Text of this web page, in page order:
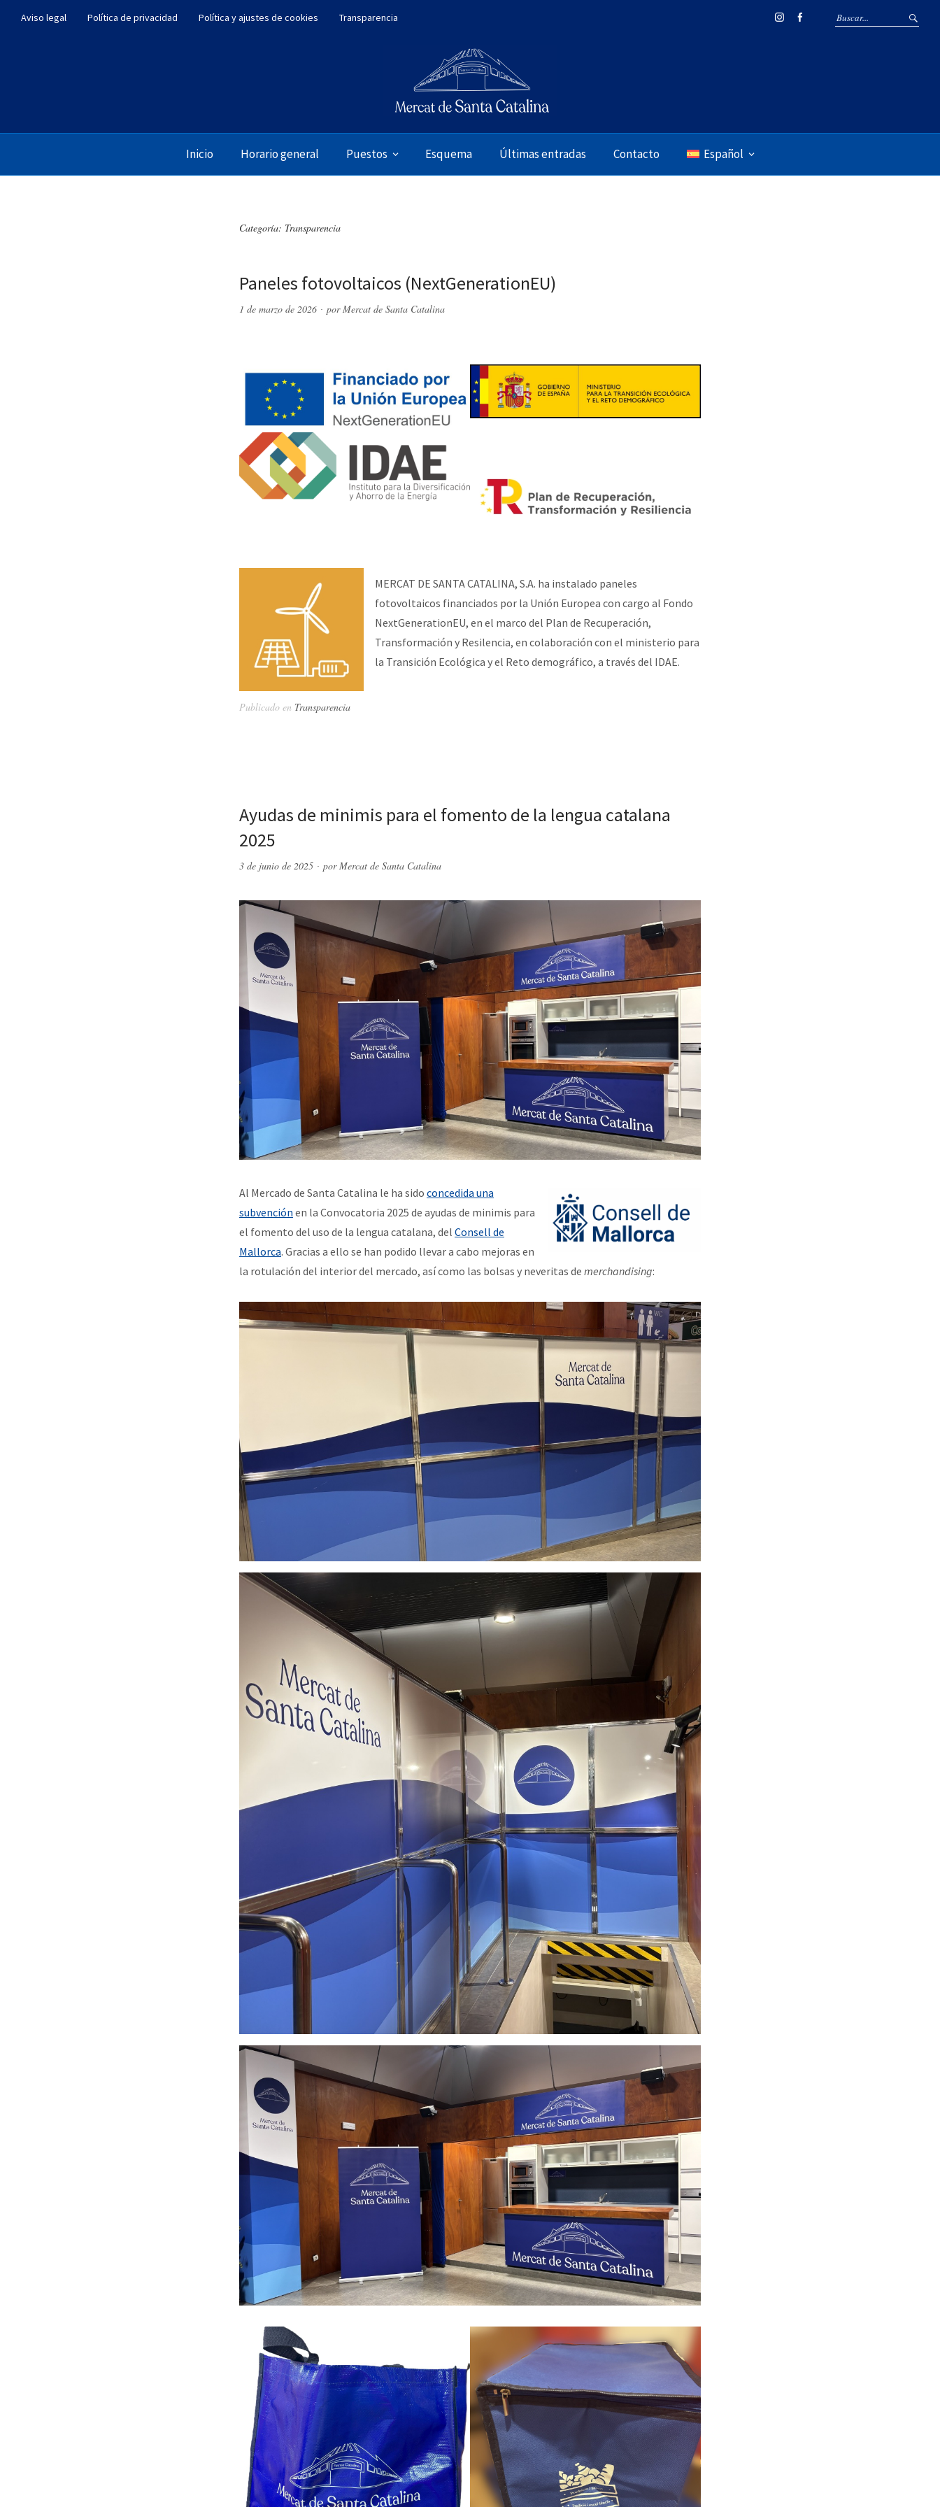
Aviso legal Política de privacidad Política y ajustes de cookies
Transparencia
Inicio Horario general Puestos Esquema Últimas entradas Contacto Español
Categoría: Transparencia
Paneles fotovoltaicos (NextGenerationEU)
1 de marzo de 2026 porMercat de Santa Catalina
MERCAT DE SANTA CATALINA, S.A. ha instalado paneles
fotovoltaicos financiados por la Unión Europea con cargo al Fondo
NextGenerationEU, en el marco del Plan de Recuperación,
Transformación y Resilencia, en colaboración con el ministerio para
la Transición Ecológica y el Reto demográfico, a través del IDAE.
Publicado en Transparencia
Ayudas de minimis para el fomento de la lengua catalana
2025
3 de junio de 2025 porMercat de Santa Catalina
Al Mercado de Santa Catalina le ha sido concedida una
subvención en la Convocatoria 2025 de ayudas de minimis para
el fomento del uso de la lengua catalana, del Consell de
Mallorca. Gracias a ello se han podido llevar a cabo mejoras en
la rotulación del interior del mercado, así como las bolsas y neveritas de merchandising: